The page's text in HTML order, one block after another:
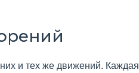
и тех же движений. Каждая